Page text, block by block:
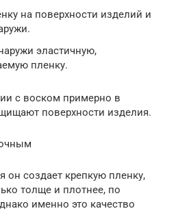
на поверхности изделий и
эластичную,
пленку.
с воском примерно в
поверхности изделия.
он создает крепкую пленку,
толще и плотнее, по
именно это качество